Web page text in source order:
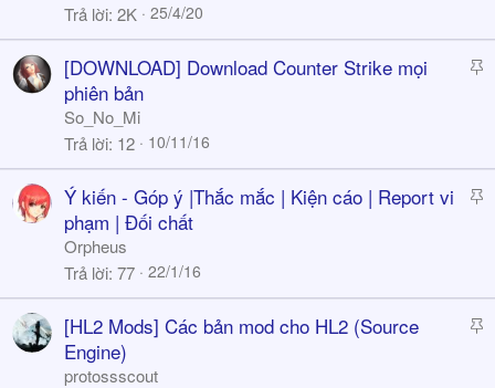
h c
k
Trả lời 2K 25/4/20
S
k
y
[DOWNLOAD] Download Counter Strike mọi
phiên bản
So_No_Mi
Trả lời 12 10/11/16
S
k
y
Ý kiến - Góp ý |Thắc mắc | Kiện cáo | Report vi
phạm | Đối chất
Orpheus
Trả lời 77 22/1/16
S
[HL2 Mods] Các bản mod cho HL2 (Source
Engine)
protossscout